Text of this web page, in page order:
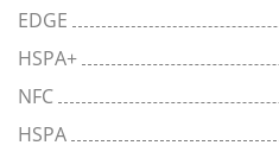
EDGE
HSPA+
NFC
HSPA